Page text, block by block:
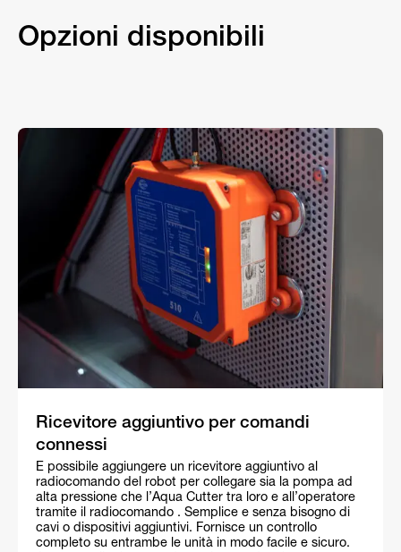
Opzioni disponibili
Ricevitore aggiuntivo per comandi
connessi
È possibile aggiungere un ricevitore aggiuntivo al
radiocomando del robot per collegare sia la pompa ad
alta pressione che l’Aqua Cutter tra loro e all’operatore
tramite il radiocomando . Semplice e senza bisogno di
cavi o dispositivi aggiuntivi. Fornisce un controllo
completo su entrambe le unità in modo facile e sicuro.